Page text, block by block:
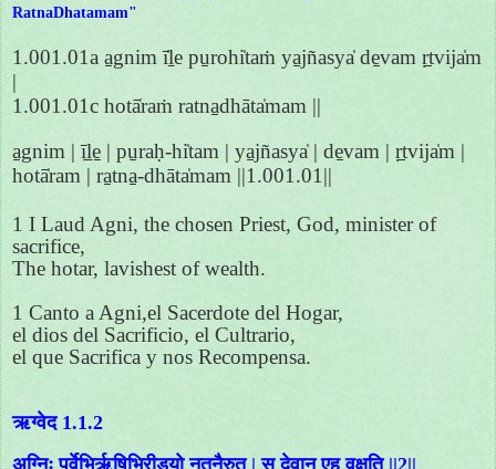
RatnaDhatamam"
1.001.01a a̱gnim ī̍ḻe pu̱rohi̍taṁ ya̱jñasya̍ de̱vam ṛ̱tvija̍m
|
1.001.01c hotā̍raṁ ratna̱dhāta̍mam ||
a̱gnim | ī̱ḻe̱ | pu̱raḥ-hi̍tam | ya̱jñasya̍ | de̱vam | ṛ̱tvija̍m |
hotā̍ram | ra̱tna̱-dhāta̍mam ||1.001.01||
1 I Laud Agni, the chosen Priest, God, minister of
sacrifice,
The hotar, lavishest of wealth.
1 Canto a Agni,el Sacerdote del Hogar,
el dios del Sacrificio, el Cultrario,
el que Sacrifica y nos Recompensa.
ऋग्वेद 1.1.2
अग्निः पुर्वेभिर्ऋषिभिरीड्यो नूतनैरुत | स देवान् एह वक्षति ||2||